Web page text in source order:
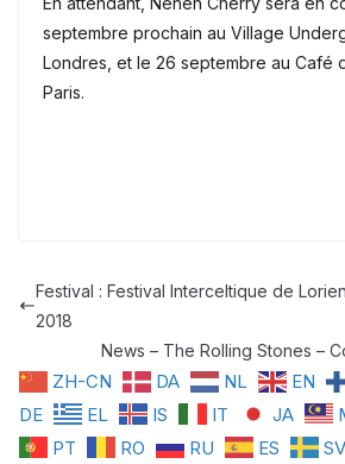
septembre prochain au Village
Londres, et le 26 septembre au Café
Paris.
Festival : Festival Interceltique de
2018
News – The Rolling Stones –
ZH-CN DA NL EN
DE
EL IS IT JA
PT
RO RU ES SV